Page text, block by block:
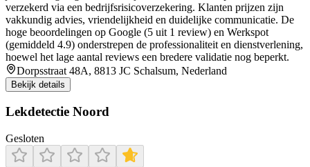
verzekerd via een bedrijfsrisicoverzekering. Klanten prijzen zijn
vakkundig advies, vriendelijkheid en duidelijke communicatie. De
hoge beoordelingen op Google (5 uit 1 review) en Werkspot
(gemiddeld 4.9) onderstrepen de professionaliteit en dienstverlening,
hoewel het lage aantal reviews een bredere validatie nog beperkt.
Dorpsstraat 48A, 8813 JC Schalsum, Nederland
Bekijk details
Lekdetectie Noord
Gesloten